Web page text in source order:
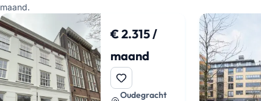
maand.
€ 2.315 /
maand
Oudegracht